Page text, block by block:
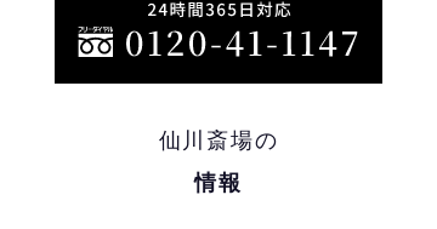
仙川斎場の
情報